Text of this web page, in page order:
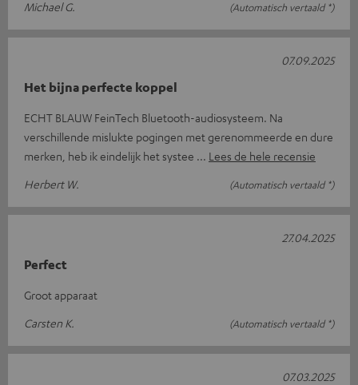
Michael G.
(Automatisch vertaald *)
Het bijna perfecte koppel
ECHT BLAUW FeinTech Bluetooth-audiosysteem. Na
verschillende mislukte pogingen met gerenommeerde en dure
merken, heb ik eindelijk het systee
Lees de hele recensie
Herbert W.
(Automatisch vertaald *)
07.09.2025
Perfect
Groot apparaat
Carsten K.
(Automatisch vertaald *)
27.04.2025
07.03.2025